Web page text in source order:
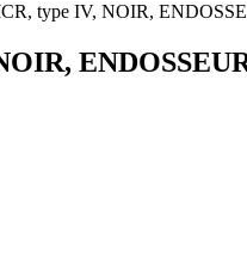
type IV, NOIR,